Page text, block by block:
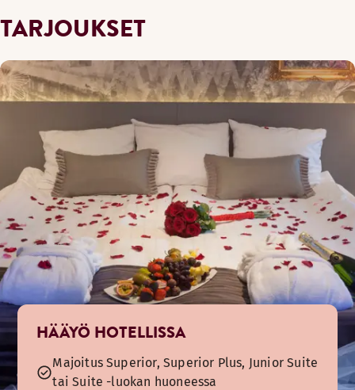
TARJOUKSET
HÄÄYÖ HOTELLISSA
Majoitus Superior, Superior Plus, Junior Suite
tai Suite -luokan huoneessa